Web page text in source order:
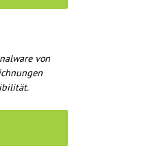
von